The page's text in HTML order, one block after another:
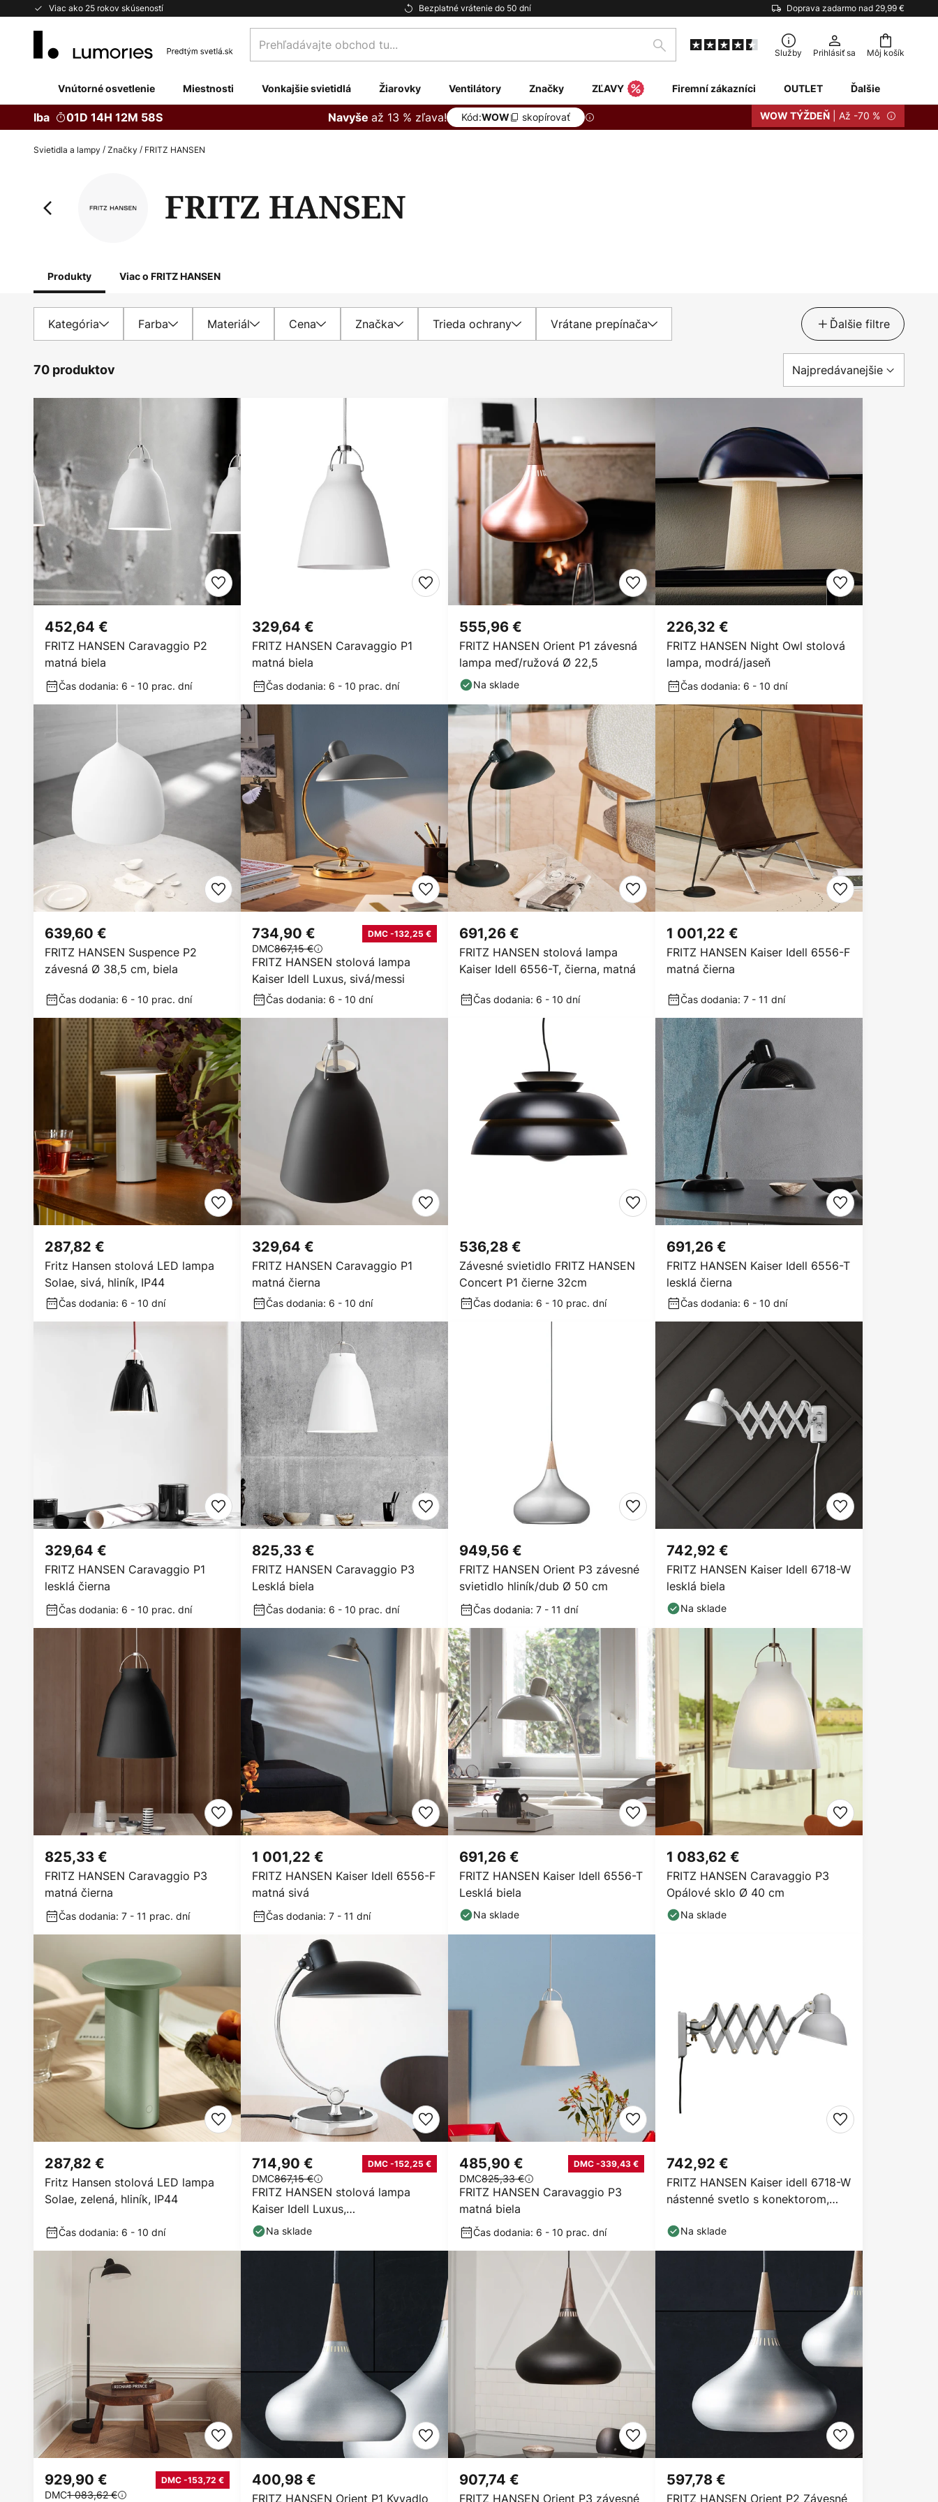
Viac ako 25 rokov skúseností Bezplatné vrátenie do 50 dní Doprava zadarmo nad 29,99 €
Skip
Môj košík
Prehľadávajte
obchod
Hľadať Služby Prihlásiť sa
Vnútorné osvetlenie Miestnosti Vonkajšie svietidlá Žiarovky Ventilátory Značky ZĽAVY Firemní zákazníci OUTLET Ďalšie
Iba 01D 14H 12M 57S Navyše až 13 % zľava! Kód:WOW skopírovať WOW TÝŽDEŇ | Až -70 %
Svietidla a lampy Značky FRITZ HANSEN
FRITZ HANSEN
Produkty Viac o FRITZ HANSEN
Kategória Farba Materiál Cena Značka Trieda ochrany Vrátane prepínača Ďalšie filtre
70 produktov
FRITZ HANSEN Caravaggio P2
matná biela
452,64 €
Čas dodania: 6 - 10 prac. dní
FRITZ HANSEN Caravaggio P1
matná biela
329,64 €
Čas dodania: 6 - 10 prac. dní
FRITZ HANSEN Orient P1 závesná
lampa meď/ružová Ø 22,5
555,96 €
Na sklade
FRITZ HANSEN Night Owl stolová
lampa, modrá/jaseň
226,32 €
Čas dodania: 6 - 10 dní
FRITZ HANSEN Suspence P2
závesná Ø 38,5 cm, biela
639,60 €
Čas dodania: 6 - 10 prac. dní
FRITZ HANSEN stolová lampa
Kaiser Idell Luxus, sivá/messi
734,90 € DMC -132,25 €
DMC867,15 €
Čas dodania: 6 - 10 dní
FRITZ HANSEN stolová lampa
Kaiser Idell 6556-T, čierna, matná
691,26 €
Čas dodania: 6 - 10 dní
FRITZ HANSEN Kaiser Idell 6556-F
matná čierna
1 001,22 €
Čas dodania: 7 - 11 dní
Fritz Hansen stolová LED lampa
Solae, sivá, hliník, IP44
287,82 €
Čas dodania: 6 - 10 dní
FRITZ HANSEN Caravaggio P1
matná čierna
329,64 €
Čas dodania: 6 - 10 dní
Závesné svietidlo FRITZ HANSEN
Concert P1 čierne 32cm
536,28 €
Čas dodania: 6 - 10 prac. dní
FRITZ HANSEN Kaiser Idell 6556-T
lesklá čierna
691,26 €
Čas dodania: 6 - 10 dní
FRITZ HANSEN Caravaggio P1
lesklá čierna
329,64 €
Čas dodania: 6 - 10 prac. dní
FRITZ HANSEN Caravaggio P3
Lesklá biela
825,33 €
Čas dodania: 6 - 10 prac. dní
FRITZ HANSEN Orient P3 závesné
svietidlo hliník/dub Ø 50 cm
949,56 €
Čas dodania: 7 - 11 dní
FRITZ HANSEN Kaiser Idell 6718-W
lesklá biela
742,92 €
Na sklade
FRITZ HANSEN Caravaggio P3
matná čierna
825,33 €
Čas dodania: 7 - 11 prac. dní
FRITZ HANSEN Kaiser Idell 6556-F
matná sivá
1 001,22 €
Čas dodania: 7 - 11 dní
FRITZ HANSEN Kaiser Idell 6556-T
Lesklá biela
691,26 €
Na sklade
FRITZ HANSEN Caravaggio P3
Opálové sklo Ø 40 cm
1 083,62 €
Na sklade
Fritz Hansen stolová LED lampa
Solae, zelená, hliník, IP44
287,82 €
Čas dodania: 6 - 10 dní
FRITZ HANSEN stolová lampa
Kaiser Idell Luxus,
čierna/chrómová
714,90 € DMC -152,25 €
DMC867,15 €
Na sklade
FRITZ HANSEN Caravaggio P3
matná biela
485,90 € DMC -339,43 €
DMC825,33 €
Čas dodania: 6 - 10 prac. dní
FRITZ HANSEN Kaiser idell 6718-W
nástenné svetlo s konektorom,
742,92 €
Na sklade
929,90 € DMC -153,72 €
DMC1 083,62 € FRITZ HANSEN Orient P1 Kyvadlo
400,98 €
FRITZ HANSEN Orient P3 závesné
907,74 €
FRITZ HANSEN Orient P2 Závesné
597,78 €